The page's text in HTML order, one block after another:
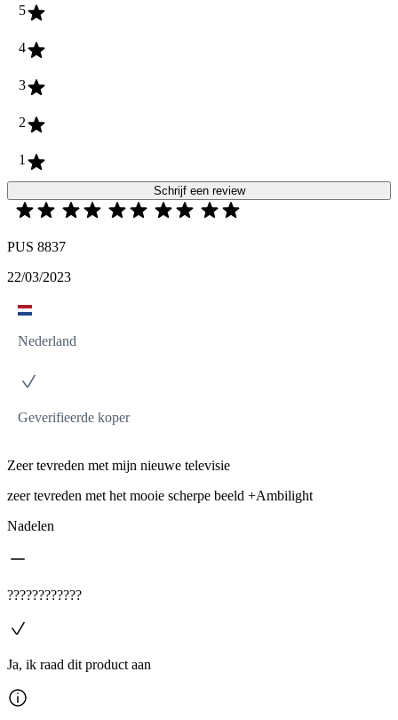
5
4
3
2
1
Schrijf een review
PUS 8837
22/03/2023
Nederland
Geverifieerde koper
Zeer tevreden met mijn nieuwe televisie
zeer tevreden met het mooie scherpe beeld +Ambilight
Nadelen
????????????
Ja, ik raad dit product aan